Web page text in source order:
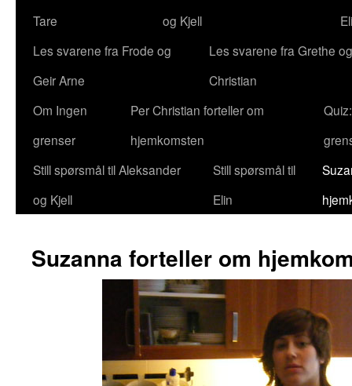
Tare
og Kjell
Les svarene fra Frode og
Geir Arne
Les svarene fra Grethe
Christian
Om Ingen
grenser
Per Christian forteller om
hjemkomsten
Still spørsmål til Aleksander
og Kjell
Still spørsmål til
Elin
Suzanna forteller om